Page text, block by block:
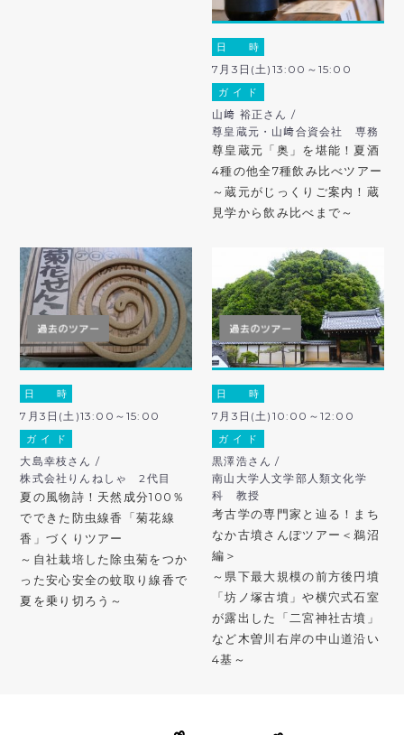
日 時
7月3日(土)13:00～15:00
ガ イ ド
山﨑 裕正さん /
尊皇蔵元・山﨑合資会社 専務
尊皇蔵元「奥」を堪能！夏酒
4種の他全7種飲み比べツアー
～蔵元がじっくりご案内！蔵
見学から飲み比べまで～
日 時
7月3日(土)13:00～15:00
ガ イ ド
大島幸枝さん /
株式会社りんねしゃ 2代目
夏の風物詩！天然成分100％
でできた防虫線香「菊花線
香」づくりツアー
～自社栽培した除虫菊をつか
った安心安全の蚊取り線香で
夏を乗り切ろう～
日 時
7月3日(土)10:00～12:00
ガ イ ド
黒澤浩さん /
南山大学人文学部人類文化学
科 教授
考古学の専門家と辿る！まち
なか古墳さんぽツアー＜鵜沼
編＞
～県下最大規模の前方後円墳
「坊ノ塚古墳」や横穴式石室
が露出した「二宮神社古墳」
など木曽川右岸の中山道沿い
4基～